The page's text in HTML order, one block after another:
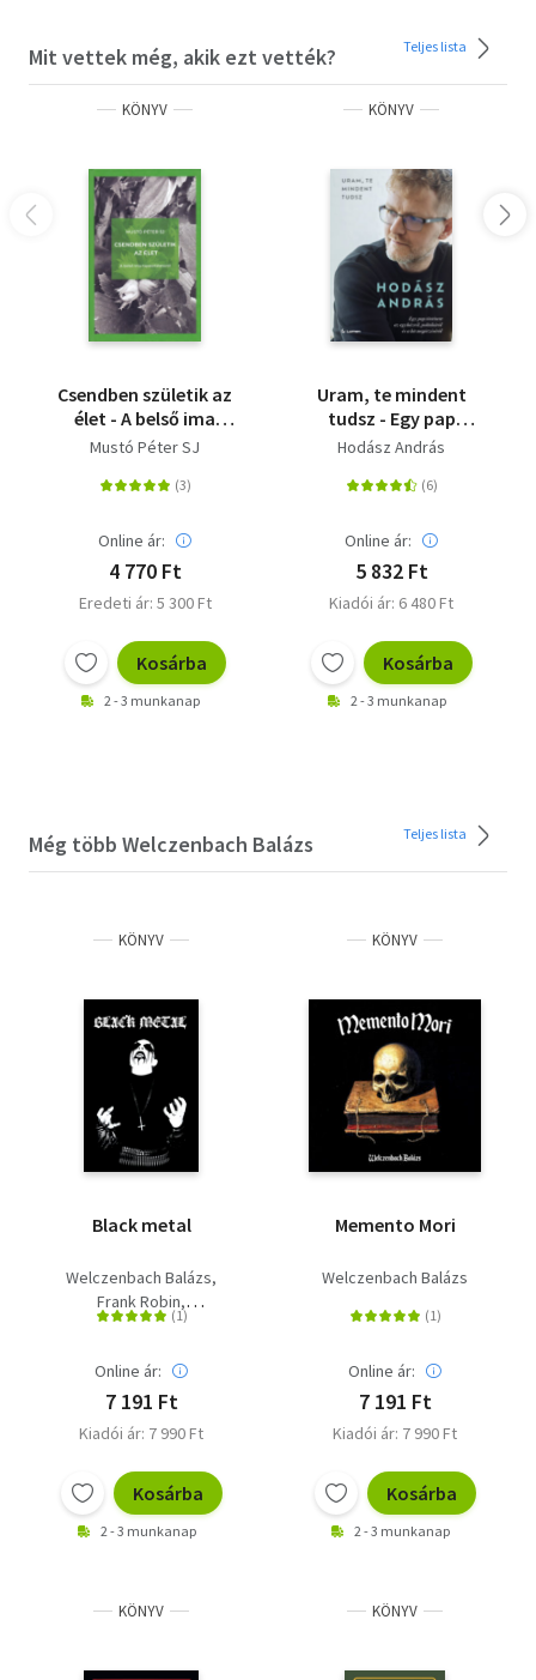
Mit vettek még, akik ezt vették? Teljes lista
KÖNYV
Csendben születik az
élet - A belső ima
tapasztalatairól
Mustó Péter SJ
Online ár:
4 770 Ft
Eredeti ár: 5 300 Ft
Kosárba
2 - 3 munkanap
KÖNYV
Uram, te mindent
tudsz - Egy pap
története az
és a hit megőrzéséről
Hodász András
Online ár:
5 832 Ft
Kiadói ár: 6 480 Ft
Kosárba
2 - 3 munkanap
Még több Welczenbach Balázs Teljes lista
KÖNYV
Black metal
Welczenbach Balázs
Frank Robin
Havassy Gergely
Online ár:
7 191 Ft
Kiadói ár: 7 990 Ft
Kosárba
2 - 3 munkanap
KÖNYV
Memento Mori
Welczenbach Balázs
Online ár:
7 191 Ft
Kiadói ár: 7 990 Ft
Kosárba
2 - 3 munkanap
KÖNYV KÖNYV